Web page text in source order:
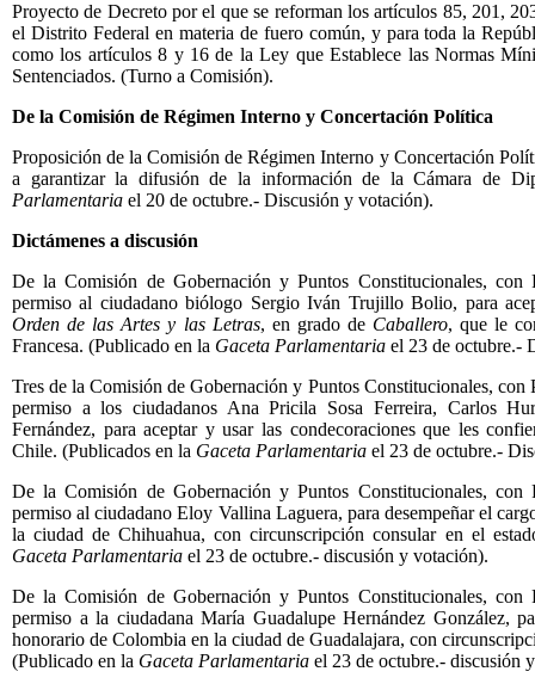
Proyecto de Decreto por el que se reforman los artículos 85, 201,
el Distrito Federal en materia de fuero común, y para toda la
como los artículos 8 y 16 de la Ley que Establece las Normas
Sentenciados. (Turno a Comisión).
De la Comisión de Régimen Interno y Concertación Política
Proposición de la Comisión de Régimen Interno y Concertación
a garantizar la difusión de la información de la Cámara de
Parlamentaria el 20 de octubre.- Discusión y votación).
Dictámenes a discusión
De la Comisión de Gobernación y Puntos Constitucionales, con
permiso al ciudadano biólogo Sergio Iván Trujillo Bolio, para
Orden de las Artes y las Letras, en grado de Caballero, que le
Francesa. (Publicado en la Gaceta Parlamentaria el 23 de octubre.-
Tres de la Comisión de Gobernación y Puntos Constitucionales, con
permiso a los ciudadanos Ana Pricila Sosa Ferreira, Carlos
Fernández, para aceptar y usar las condecoraciones que les
Chile. (Publicados en la Gaceta Parlamentaria el 23 de octubre.-
De la Comisión de Gobernación y Puntos Constitucionales, con
permiso al ciudadano Eloy Vallina Laguera, para desempeñar el
la ciudad de Chihuahua, con circunscripción consular en el
Gaceta Parlamentaria el 23 de octubre.- discusión y votación).
De la Comisión de Gobernación y Puntos Constitucionales, con
permiso a la ciudadana María Guadalupe Hernández González,
honorario de Colombia en la ciudad de Guadalajara, con
(Publicado en la Gaceta Parlamentaria el 23 de octubre.- discusión